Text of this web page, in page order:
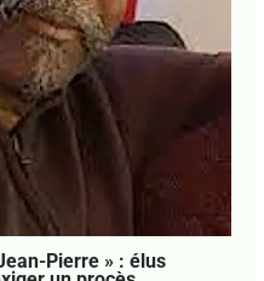
Pierre » : élus
un procès